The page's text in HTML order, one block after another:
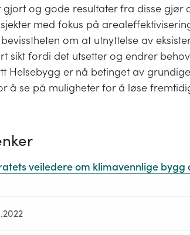
gjort og gode resultater fra disse gjør
med fokus på
om at utnyttelse av
sikt fordi det utsetter og endrer
Helsebygg er nå betinget av
å se på muligheter for å løse
veiledere om klimavennlige bygg